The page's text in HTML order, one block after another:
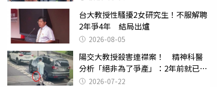
台大教授性騷擾2女研究生！不服解聘
2年爭4年 結局出爐
2026-08-05
陽交大教授殺害連襟案！ 精神科醫
分析「絕非為了爭產」：2年前就已言
行詭異
2026-07-22